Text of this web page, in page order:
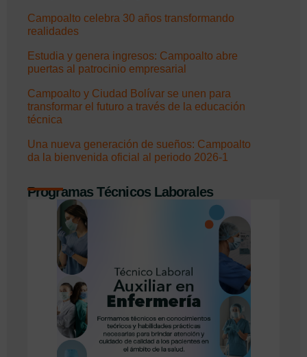
Campoalto celebra 30 años transformando
realidades
Estudia y genera ingresos: Campoalto abre
puertas al patrocinio empresarial
Campoalto y Ciudad Bolívar se unen para
transformar el futuro a través de la educación
técnica
Una nueva generación de sueños: Campoalto
da la bienvenida oficial al periodo 2026-1
Programas Técnicos Laborales